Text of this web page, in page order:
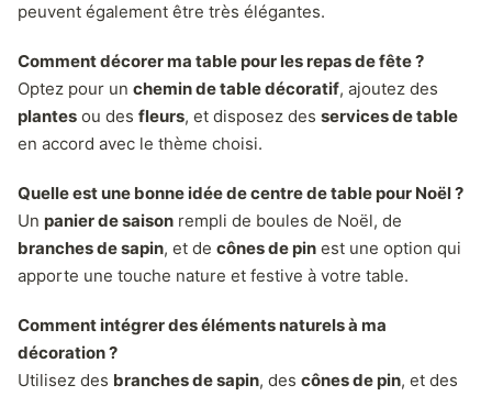
peuvent également être très élégantes.
Comment décorer ma table pour les repas de fête ?
Optez pour un chemin de table décoratif, ajoutez des
plantes ou des fleurs, et disposez des services de table
en accord avec le thème choisi.
Quelle est une bonne idée de centre de table pour Noël ?
Un panier de saison rempli de boules de Noël, de
branches de sapin, et de cônes de pin est une option qui
apporte une touche nature et festive à votre table.
Comment intégrer des éléments naturels à ma
décoration ?
Utilisez des branches de sapin, des cônes de pin, et des